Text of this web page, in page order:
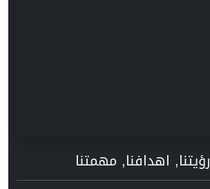
رؤيتنا, اهدافنا, مهمتنا